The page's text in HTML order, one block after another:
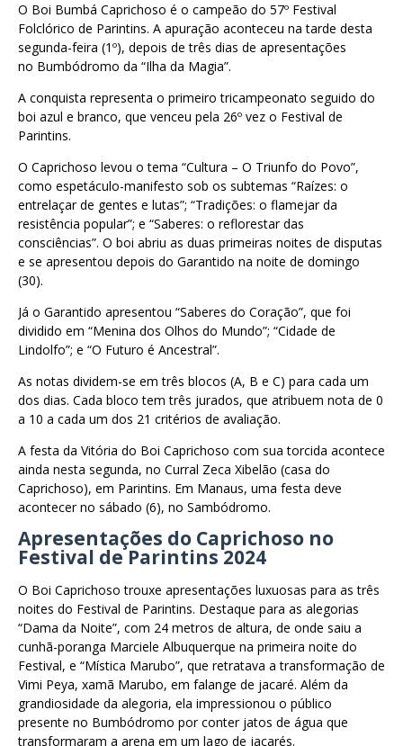
O Boi Bumbá Caprichoso é o campeão do 57º Festival
Folclórico de Parintins. A apuração aconteceu na tarde desta
segunda-feira (1º), depois de três dias de apresentações
no Bumbódromo da “Ilha da Magia”.
A conquista representa o primeiro tricampeonato seguido do
boi azul e branco, que venceu pela 26º vez o Festival de
Parintins.
O Caprichoso levou o tema “Cultura – O Triunfo do Povo”,
como espetáculo-manifesto sob os subtemas “Raízes: o
entrelaçar de gentes e lutas”; “Tradições: o flamejar da
resistência popular”; e “Saberes: o reflorestar das
consciências”. O boi abriu as duas primeiras noites de disputas
e se apresentou depois do Garantido na noite de domingo
(30).
Já o Garantido apresentou “Saberes do Coração”, que foi
dividido em “Menina dos Olhos do Mundo”; “Cidade de
Lindolfo”; e “O Futuro é Ancestral”.
As notas dividem-se em três blocos (A, B e C) para cada um
dos dias. Cada bloco tem três jurados, que atribuem nota de 0
a 10 a cada um dos 21 critérios de avaliação.
A festa da Vitória do Boi Caprichoso com sua torcida acontece
ainda nesta segunda, no Curral Zeca Xibelão (casa do
Caprichoso), em Parintins. Em Manaus, uma festa deve
acontecer no sábado (6), no Sambódromo.
Apresentações do Caprichoso no
Festival de Parintins 2024
O Boi Caprichoso trouxe apresentações luxuosas para as três
noites do Festival de Parintins. Destaque para as alegorias
“Dama da Noite”, com 24 metros de altura, de onde saiu a
cunhã-poranga Marciele Albuquerque na primeira noite do
Festival, e “Mística Marubo”, que retratava a transformação de
Vimi Peya, xamã Marubo, em falange de jacaré. Além da
grandiosidade da alegoria, ela impressionou o público
presente no Bumbódromo por conter jatos de água que
transformaram a arena em um lago de jacarés.